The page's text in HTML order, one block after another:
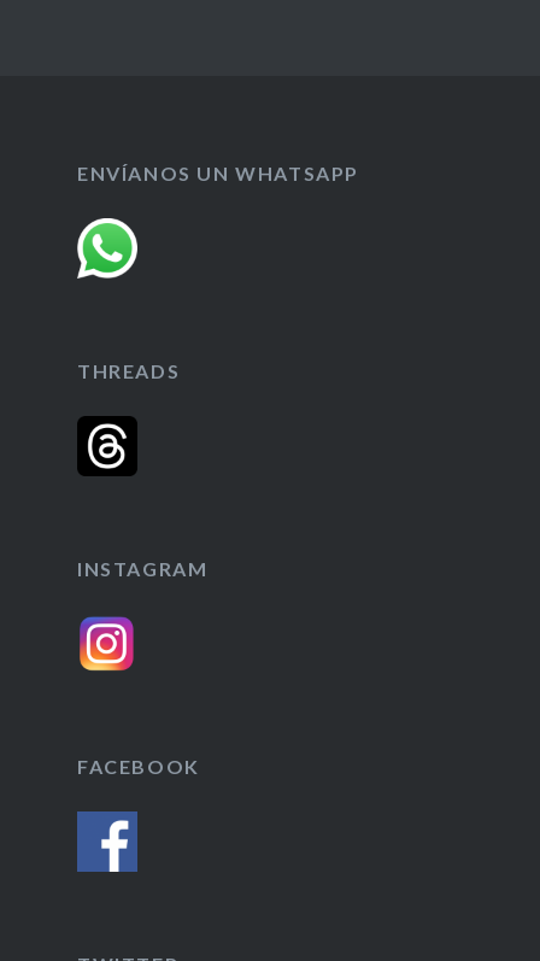
ENVÍANOS UN WHATSAPP
THREADS
INSTAGRAM
FACEBOOK